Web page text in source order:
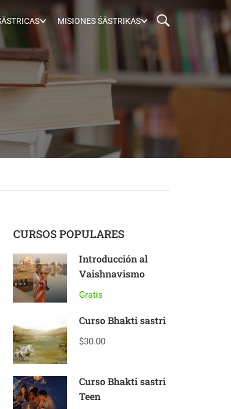
MISIONES ŚĀSTRIKAS
CURSOS POPULARES
Introducción al
Vaishnavismo
Gratis
Curso Bhakti sastri
$30.00
Curso Bhakti sastri
Teen